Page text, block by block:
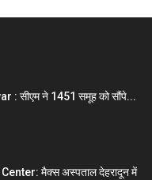
: सीएम ने 1451 समूह को सौंपे...
मैक्स अस्पताल देहरादून में